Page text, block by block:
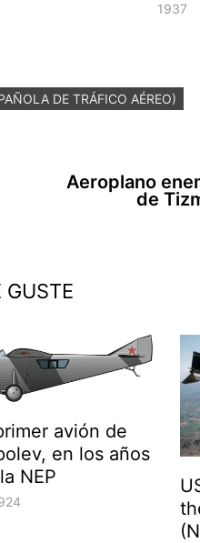
1937
DE TRÁFICO AÉREO)
Aeroplano
de
GUSTE
avión de
en los años
NEP